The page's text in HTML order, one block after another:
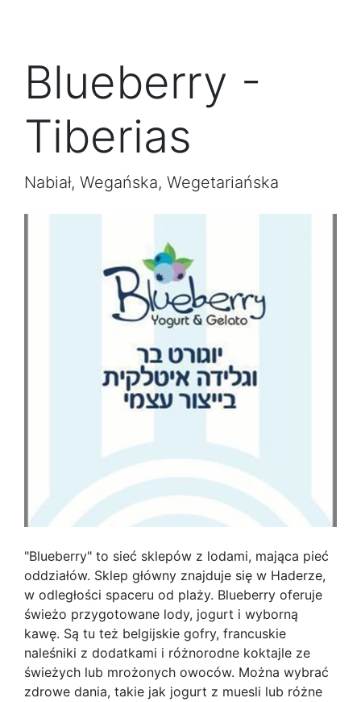
Blueberry -
Tiberias
Nabiał, Wegańska, Wegetariańska
"Blueberry" to sieć sklepów z lodami, mająca pieć
oddziałów. Sklep główny znajduje się w Haderze,
w odległości spaceru od plaży. Blueberry oferuje
świeżo przygotowane lody, jogurt i wyborną
kawę. Są tu też belgijskie gofry, francuskie
naleśniki z dodatkami i różnorodne koktajle ze
świeżych lub mrożonych owoców. Można wybrać
zdrowe dania, takie jak jogurt z muesli lub różne